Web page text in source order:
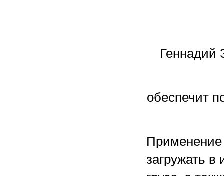
Геннадий
обеспечит
Применение
загружать